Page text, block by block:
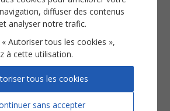
Merc
diffuser des contenus
analyser notre trafic.
Autoriser tous les cookies »,
à cette utilisation.
sans accepter
tous les cookies